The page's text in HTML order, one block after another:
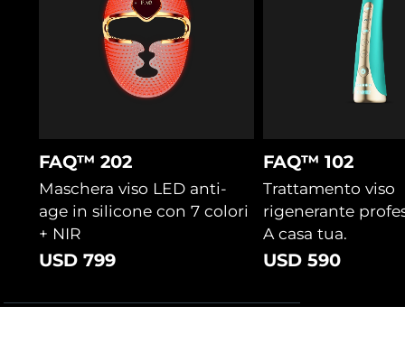
FAQ™ 202
Maschera viso LED anti-
age in silicone con 7 colori
+ NIR
USD 799
FAQ™ 102
Trattamento viso
rigenerante
A casa tua.
USD 590